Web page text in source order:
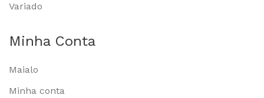
Variado
Minha Conta
Maialo
Minha conta